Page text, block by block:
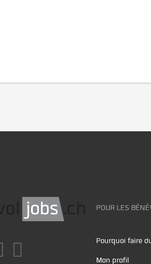
POUR LES
Pourquoi faire
Mon profil